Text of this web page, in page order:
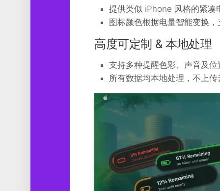
提供类似 iPhone 风格的紧凑
图标颜色根据电量智能变换
高度可定制 & 本地处理
支持多种提醒色彩、声音及位
所有数据均本地处理，不上